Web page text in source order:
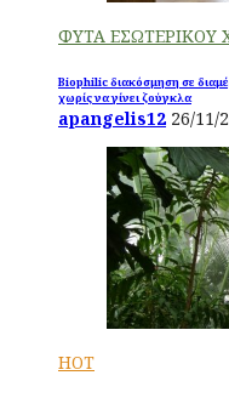
ΦΥΤΑ ΕΣΩΤΕΡΙΚΟΥ
Biophilic διακόσμηση σε
χωρίς να γίνει ζούγκλα
apangelis12 26/11/
HOT